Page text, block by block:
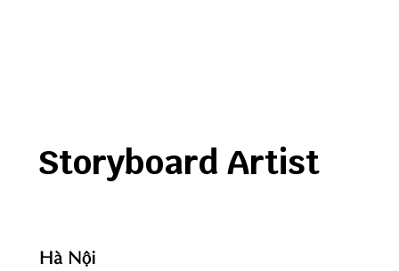
Storyboard Artist
Hà Nội